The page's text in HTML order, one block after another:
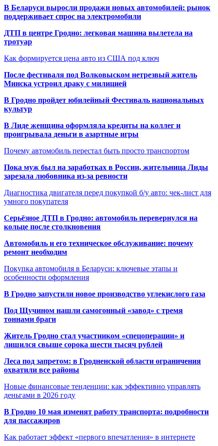
В Беларуси выросли продажи новых автомобилей: рынок
поддерживает спрос на электромобили
ДТП в центре Гродно: легковая машина вылетела на
тротуар
Как формируется цена авто из США под ключ
После фестиваля под Волковыском нетрезвый житель
Минска устроил драку с милицией
В Гродно пройдет юбилейный Фестиваль национальных
культур
В Лиде женщина оформляла кредиты на коллег и
проигрывала деньги в азартные игры
Почему автомобиль перестал быть просто транспортом
Пока муж был на заработках в России, жительница Лиды
зарезала любовника из-за ревности
Диагностика двигателя перед покупкой б/у авто: чек-лист для
умного покупателя
Серьёзное ДТП в Гродно: автомобиль перевернулся на
кольце после столкновения
Автомобиль и его техническое обслуживание: почему
ремонт необходим
Покупка автомобиля в Беларуси: ключевые этапы и
особенности оформления
В Гродно запустили новое производство углекислого газа
Под Щучином нашли самогонный «завод» с тремя
тоннами браги
Житель Гродно стал участником «спецоперации» и
лишился свыше сорока шести тысяч рублей
Леса под запретом: в Гродненской области ограничения
охватили все районы
Новые финансовые тенденции: как эффективно управлять
деньгами в 2026 году
В Гродно 10 мая изменят работу транспорта: подробности
для пассажиров
Как работает эффект «первого впечатления» в интернете